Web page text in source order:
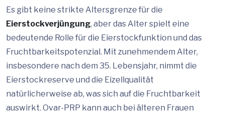
Es gibt keine strikte Altersgrenze für die
Eierstockverjüngung, aber das Alter spielt eine
bedeutende Rolle für die Eierstockfunktion und das
Fruchtbarkeitspotenzial. Mit zunehmendem Alter,
insbesondere nach dem 35. Lebensjahr, nimmt die
Eierstockreserve und die Eizellqualität
natürlicherweise ab, was sich auf die Fruchtbarkeit
auswirkt. Ovar-PRP kann auch bei älteren Frauen